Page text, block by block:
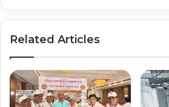
Related Articles